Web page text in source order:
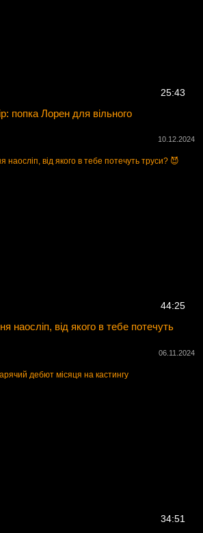
25:43
попка Лорен для вільного
10.12.2024
44:25
наосліп, від якого в тебе потечуть
06.11.2024
34:51